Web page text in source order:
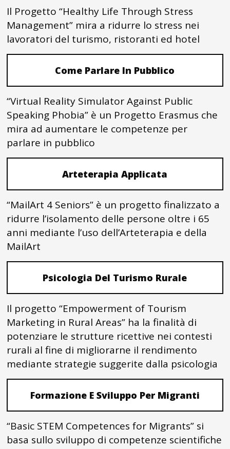
Il Progetto “Healthy Life Through Stress
Management” mira a ridurre lo stress nei
lavoratori del turismo, ristoranti ed hotel
Come Parlare In Pubblico
“Virtual Reality Simulator Against Public
Speaking Phobia” è un Progetto Erasmus che
mira ad aumentare le competenze per
parlare in pubblico
Arteterapia Applicata
“MailArt 4 Seniors” è un progetto finalizzato a
ridurre l’isolamento delle persone oltre i 65
anni mediante l’uso dell’Arteterapia e della
MailArt
Psicologia Del Turismo Rurale
Il progetto “Empowerment of Tourism
Marketing in Rural Areas” ha la finalità di
potenziare le strutture ricettive nei contesti
rurali al fine di migliorarne il rendimento
mediante strategie suggerite dalla psicologia
Formazione E Sviluppo Per Migranti
“Basic STEM Competences for Migrants” si
basa sullo sviluppo di competenze scientifiche